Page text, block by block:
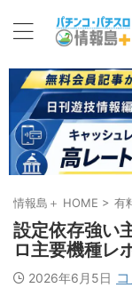
情報島＋ HOME > 有
設定依存強い
ロ主要機種レ
2026年6月5日